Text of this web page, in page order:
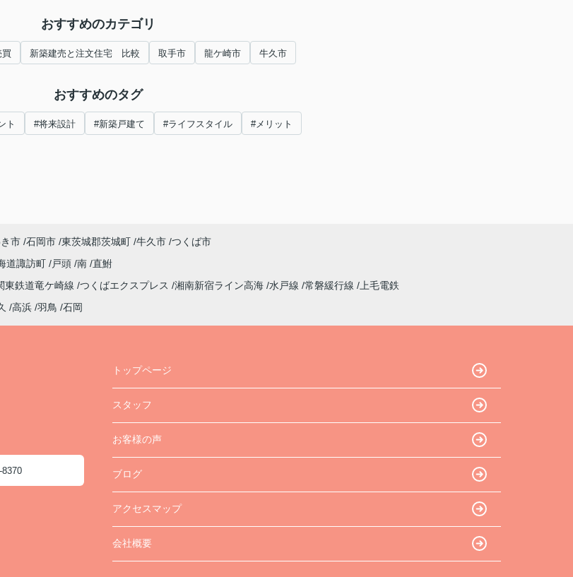
おすすめのカテゴリ
新築建売と注文住宅 比較 取手市 龍ケ崎市 牛久市
おすすめのタグ
ト #将来設計 #新築戸建て #ライフスタイル #メリット
市 石岡市 東茨城郡茨城町 牛久市 つくば市
道諏訪町 戸頭 南 直鮒
東鉄道竜ケ崎線 つくばエクスプレス 湘南新宿ライン高海 水戸線 常磐緩行線
上毛電鉄
高浜 羽鳥 石岡
8370
トップページ
スタッフ
お客様の声
ブログ
アクセスマップ
会社概要